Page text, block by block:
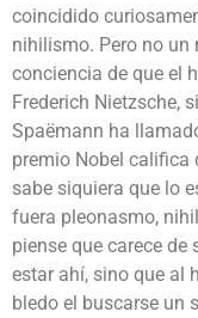
coincidido
nihilismo. Pero no
conciencia de que el
Frederich Nietzsche,
Spaëmann ha
premio Nobel califica
sabe siquiera que lo
fuera pleonasmo,
piense que carece
estar ahí, sino que al
bledo el buscarse un